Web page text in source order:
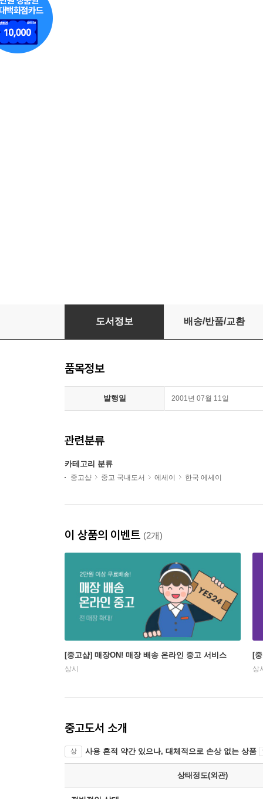
거꾸로 생각해 봐 1,2세트 전2권 거꾸로생각
도서정보 배송/반품/교환
품목정보
발행일 2001년 07월 11일
관련분류
카테고리 분류
중고샵 중고 국내도서 에세이 한국 에세이
이 상품의 이벤트 (2개)
[중고샵] 매장ON! 매장 배송 온라인 중고 서비스
상시
[
상
중고도서 소개
상 사용 흔적 약간 있으나, 대체적으로 손상 없는 상품
상태정도(외관)